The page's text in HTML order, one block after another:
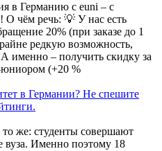
в Германию с euni – с
О чём речь: 💡 У нас есть
20% (при заказе до 1
редкую возможность,
именно – получить скидку за
юниором (+20 %
в Германии? Не спешите
же: студенты совершают
Именно поэтому 18